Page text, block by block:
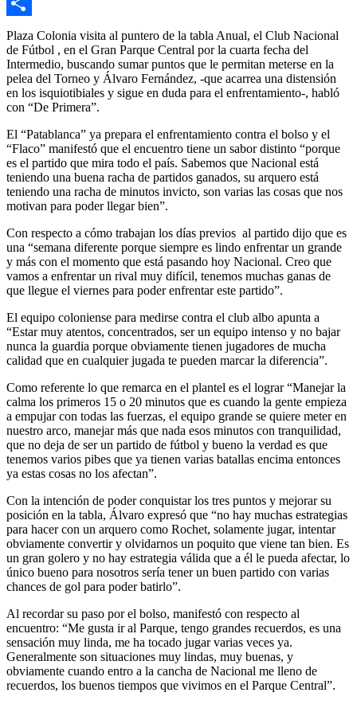
Compartir
Plaza Colonia visita al puntero de la tabla Anual, el Club Nacional
de Fútbol , en el Gran Parque Central por la cuarta fecha del
Intermedio, buscando sumar puntos que le permitan meterse en la
pelea del Torneo y Álvaro Fernández, -que acarrea una distensión
en los isquiotibiales y sigue en duda para el enfrentamiento-, habló
con “De Primera”.
El “Patablanca” ya prepara el enfrentamiento contra el bolso y el
“Flaco” manifestó que el encuentro tiene un sabor distinto “porque
es el partido que mira todo el país. Sabemos que Nacional está
teniendo una buena racha de partidos ganados, su arquero está
teniendo una racha de minutos invicto, son varias las cosas que nos
motivan para poder llegar bien”.
Con respecto a cómo trabajan los días previos al partido dijo que es
una “semana diferente porque siempre es lindo enfrentar un grande
y más con el momento que está pasando hoy Nacional. Creo que
vamos a enfrentar un rival muy difícil, tenemos muchas ganas de
que llegue el viernes para poder enfrentar este partido”.
El equipo coloniense para medirse contra el club albo apunta a
“Estar muy atentos, concentrados, ser un equipo intenso y no bajar
nunca la guardia porque obviamente tienen jugadores de mucha
calidad que en cualquier jugada te pueden marcar la diferencia”.
Como referente lo que remarca en el plantel es el lograr “Manejar la
calma los primeros 15 o 20 minutos que es cuando la gente empieza
a empujar con todas las fuerzas, el equipo grande se quiere meter en
nuestro arco, manejar más que nada esos minutos con tranquilidad,
que no deja de ser un partido de fútbol y bueno la verdad es que
tenemos varios pibes que ya tienen varias batallas encima entonces
ya estas cosas no los afectan”.
Con la intención de poder conquistar los tres puntos y mejorar su
posición en la tabla, Álvaro expresó que “no hay muchas estrategias
para hacer con un arquero como Rochet, solamente jugar, intentar
obviamente convertir y olvidarnos un poquito que viene tan bien. Es
un gran golero y no hay estrategia válida que a él le pueda afectar, lo
único bueno para nosotros sería tener un buen partido con varias
chances de gol para poder batirlo”.
Al recordar su paso por el bolso, manifestó con respecto al
encuentro: “Me gusta ir al Parque, tengo grandes recuerdos, es una
sensación muy linda, me ha tocado jugar varias veces ya.
Generalmente son situaciones muy lindas, muy buenas, y
obviamente cuando entro a la cancha de Nacional me lleno de
recuerdos, los buenos tiempos que vivimos en el Parque Central”.